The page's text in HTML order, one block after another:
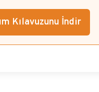
Kılavuzunu İndir